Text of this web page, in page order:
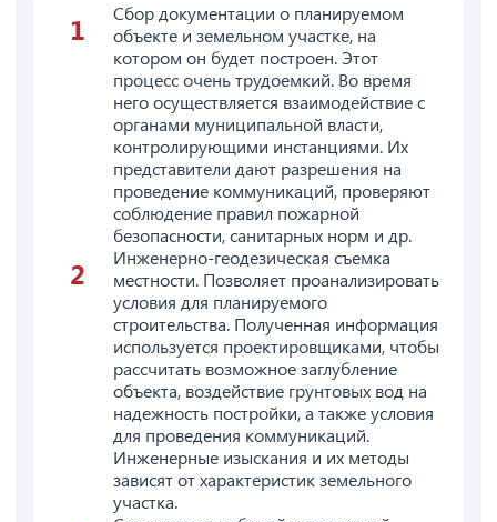
Сбор документации о планируемом
объекте и земельном участке, на
котором он будет построен. Этот
процесс очень трудоемкий. Во время
него осуществляется взаимодействие с
органами муниципальной власти,
контролирующими инстанциями. Их
представители дают разрешения на
проведение коммуникаций, проверяют
соблюдение правил пожарной
безопасности, санитарных норм и др.
Инженерно-геодезическая съемка
местности. Позволяет проанализировать
условия для планируемого
строительства. Полученная информация
используется проектировщиками, чтобы
рассчитать возможное заглубление
объекта, воздействие грунтовых вод на
надежность постройки, а также условия
для проведения коммуникаций.
Инженерные изыскания и их методы
зависят от характеристик земельного
участка.